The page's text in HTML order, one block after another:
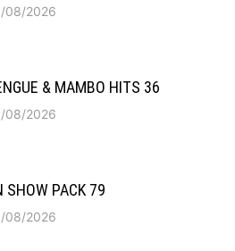
08/2026
& MAMBO HITS 36
08/2026
SHOW PACK 79
08/2026